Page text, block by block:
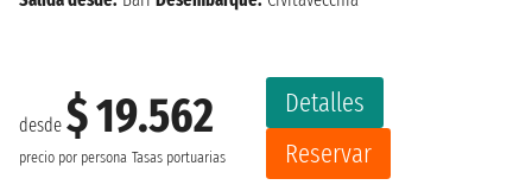
desde $ 19.562
precio por persona Tasas portuarias
Detalles
Reservar